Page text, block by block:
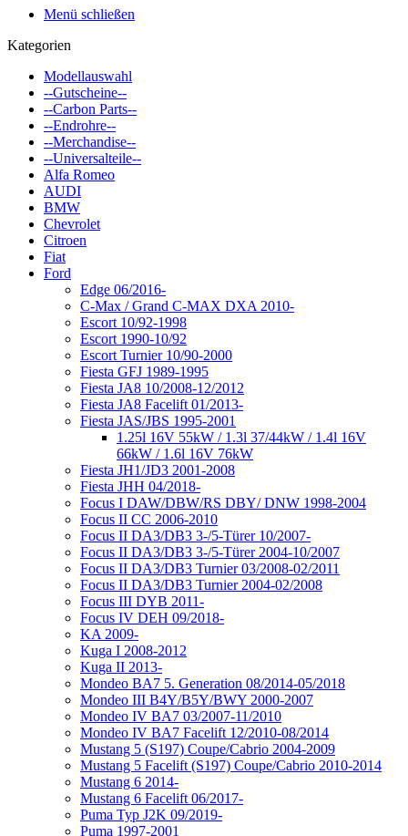
Menü schließen
Kategorien
Modellauswahl
--Gutscheine--
--Carbon Parts--
--Endrohre--
--Merchandise--
--Universalteile--
Alfa Romeo
AUDI
BMW
Chevrolet
Citroen
Fiat
Ford
Edge 06/2016-
C-Max / Grand C-MAX DXA 2010-
Escort 10/92-1998
Escort 1990-10/92
Escort Turnier 10/90-2000
Fiesta GFJ 1989-1995
Fiesta JA8 10/2008-12/2012
Fiesta JA8 Facelift 01/2013-
Fiesta JAS/JBS 1995-2001
1.25l 16V 55kW / 1.3l 37/44kW / 1.4l 16V
66kW / 1.6l 16V 76kW
Fiesta JH1/JD3 2001-2008
Fiesta JHH 04/2018-
Focus I DAW/DBW/RS DBY/ DNW 1998-2004
Focus II CC 2006-2010
Focus II DA3/DB3 3-/5-Türer 10/2007-
Focus II DA3/DB3 3-/5-Türer 2004-10/2007
Focus II DA3/DB3 Turnier 03/2008-02/2011
Focus II DA3/DB3 Turnier 2004-02/2008
Focus III DYB 2011-
Focus IV DEH 09/2018-
KA 2009-
Kuga I 2008-2012
Kuga II 2013-
Mondeo BA7 5. Generation 08/2014-05/2018
Mondeo III B4Y/B5Y/BWY 2000-2007
Mondeo IV BA7 03/2007-11/2010
Mondeo IV BA7 Facelift 12/2010-08/2014
Mustang 5 (S197) Coupe/Cabrio 2004-2009
Mustang 5 Facelift (S197) Coupe/Cabrio 2010-2014
Mustang 6 2014-
Mustang 6 Facelift 06/2017-
Puma Typ J2K 09/2019-
Puma 1997-2001